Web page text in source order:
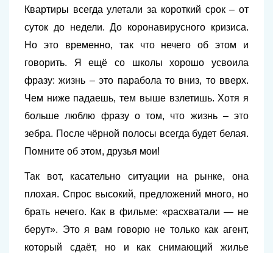
Квартиры всегда улетали за короткий срок – от
суток до недели. До коронавирусного кризиса.
Но это временно, так что нечего об этом и
говорить. Я ещё со школы хорошо усвоила
фразу: жизнь – это парабола то вниз, то вверх.
Чем ниже падаешь, тем выше взлетишь. Хотя я
больше люблю фразу о том, что жизнь – это
зебра. После чёрной полосы всегда будет белая.
Помните об этом, друзья мои!
Так вот, касательно ситуации на рынке, она
плохая. Спрос высокий, предложений много, но
брать нечего. Как в фильме: «расхватали — не
берут». Это я вам говорю не только как агент,
который сдаёт, но и как снимающий жилье